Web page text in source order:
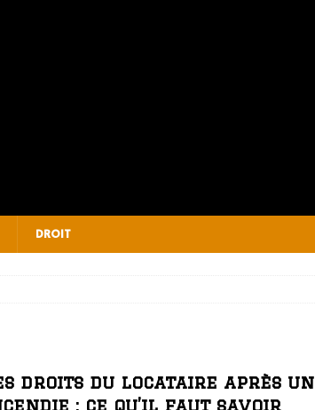
DROIT
droits du locataire après un
: ce qu’il faut savoir